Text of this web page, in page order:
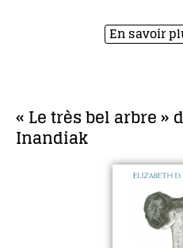
En savoir
« Le très bel arbre »
Inandiak